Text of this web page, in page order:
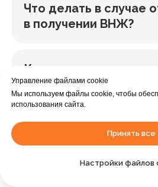
Что делать в случае
в получении ВНЖ?
Какие налоги нужно
в Испании с ВНЖ?
Какой список
Помогаете ли, если
не хватает?
Управление файлами cookie
Мы используем файлы cookie, чтобы
использования сайта.
Принять все
Настройки файлов